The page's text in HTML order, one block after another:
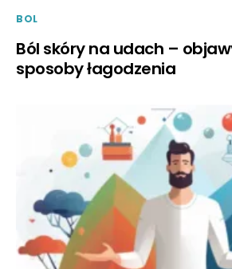
BOL
Ból skóry na udach –
sposoby łagodzenia